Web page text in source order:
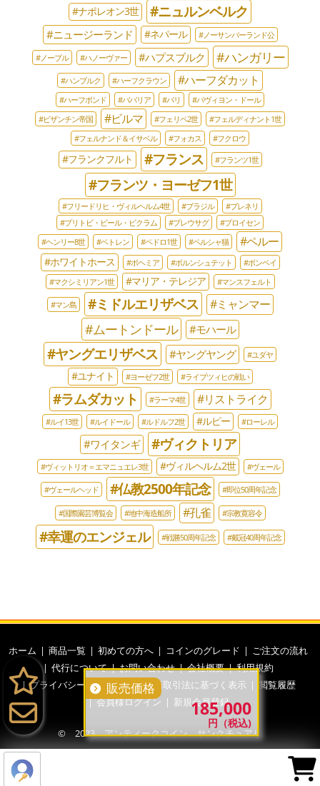
販売価格
185,000
円（税込)
#ナポレオン3世 #ニュルンベルク
#ニュージーランド #ネパール #ノーサンバーランド公
#ノーブル #ハノーヴァー #ハプスブルク #ハンガリー
#ハンブルク #ハーフクラウン #ハーフダカット
#ハーフポンド #ババリア #パリ
#パヴィヨン・ドール
#ビザンチン帝国
#ビルマ #フェリペ2世
#フェルディナント1世
#フェルナンド＆イサベル
#フォカス #フクロウ
#フランクフルト #フランス #フランツ1世
#フランツ・ヨーゼフ1世
#フリードリヒ・ヴィルヘルム4世 #ブラジル
#ブレネリ
#プリトビ・ビール・ビクラム
#プレウサグ
#プロイセン
#ヘンリー8世
#ベトレン #ペドロ1世 #ペルシャ猫 #ペルー
#ホワイトホース #ボヘミア #ボルンシュテット
#ボンベイ
#マクシミリアン1世
#マリア・テレジア #マンスフェルト
#マン島 #ミドルエリザベス #ミャンマー
#ムートンドール #モハール
#ヤングエリザベス #ヤングヤング #ユダヤ
#ユナイト #ヨーゼフ2世 #ライプツィヒの戦い
#ラムダカット #ラーマ4世 #リストライク
#ルイ13世 #ルイドール #ルドルフ2世 #ルピー #ローレル
#ワイタンギ #ヴィクトリア
#ヴィットリオ＝エマニュエレ3世 #ヴィルヘルム2世 #ヴェール
#ヴェールヘッド #仏教2500年記念 #即位50周年記念
#国際園芸博覧会 #地中海造船所 #孔雀 #宗教寛容令
#幸運のエンジェル #戦勝50周年記念 #戴冠40周年記念
ホーム 商品一覧 初めての方へ コインのグレード
ご注文の流れ
代行について
お問い合わせ 会社概要
利用規約
プライバシーポリシー
特定商取引法に基づく表示
閲覧履歴
会員様ログイン
新規会員登録
© 2023 アンティークコイン サンクチュアリ